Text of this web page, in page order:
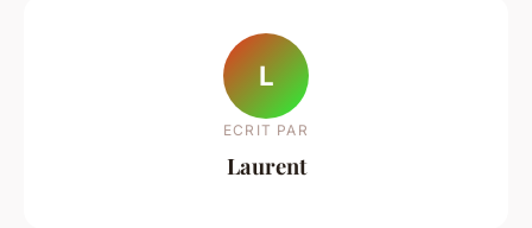
L
ECRIT PAR
Laurent